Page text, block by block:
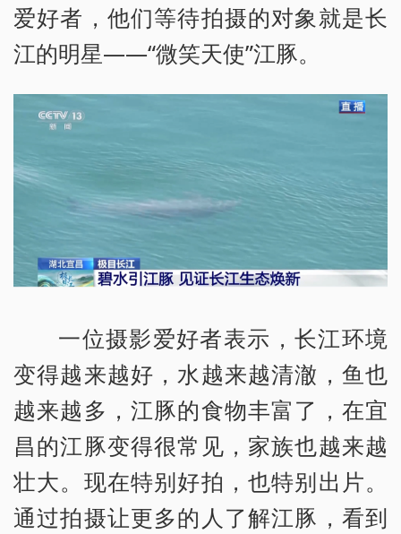
爱好者，他们等待拍摄的对象就是长
江的明星——“微笑天使”江豚。
一位摄影爱好者表示，长江环境
变得越来越好，水越来越清澈，鱼也
越来越多，江豚的食物丰富了，在宜
昌的江豚变得很常见，家族也越来越
壮大。现在特别好拍，也特别出片。
通过拍摄让更多的人了解江豚，看到